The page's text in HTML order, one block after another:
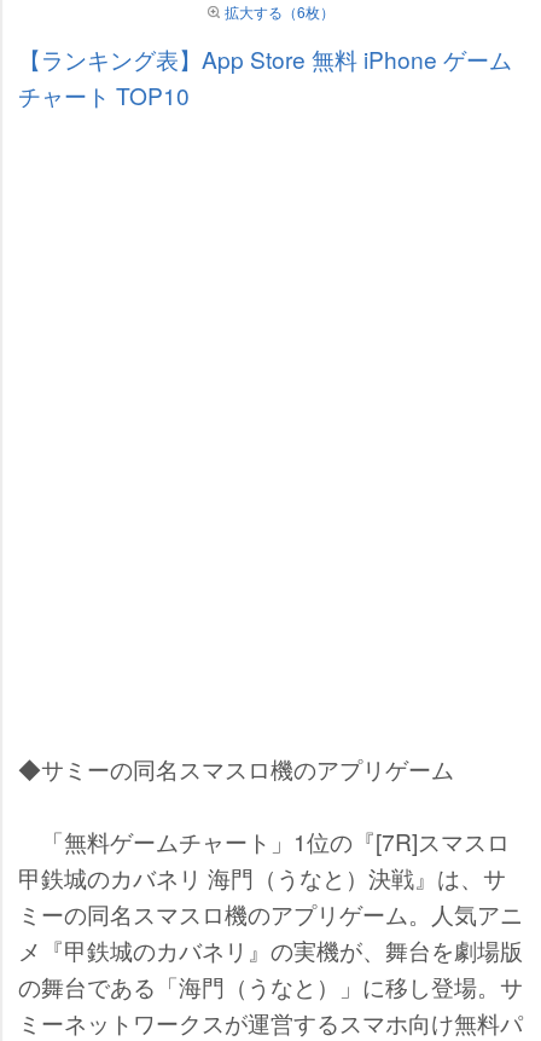
拡大する（6枚）
【ランキング表】App Store 無料 iPhone ゲーム
チャート TOP10
◆サミーの同名スマスロ機のアプリゲーム
「無料ゲームチャート」1位の『[7R]スマスロ
甲鉄城のカバネリ 海門（うなと）決戦』は、サ
ミーの同名スマスロ機のアプリゲーム。人気アニ
メ『甲鉄城のカバネリ』の実機が、舞台を劇場版
の舞台である「海門（うなと）」に移し登場。サ
ミーネットワークスが運営するスマホ向け無料パ